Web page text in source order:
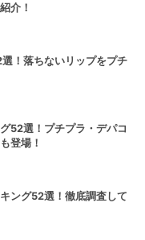
介！
！落ちないリップをプチ
52選！プチプラ・デパコ
登場！
ング52選！徹底調査して